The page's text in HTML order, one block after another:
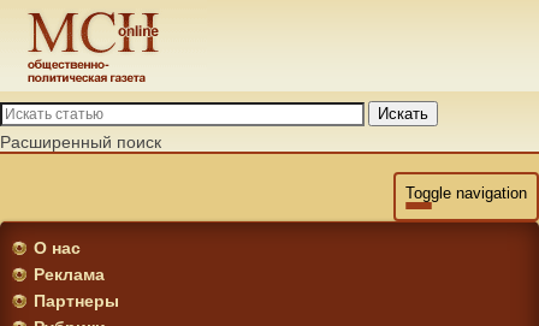
Искать
Расширенный поиск
Toggle navigation
О нас
Реклама
Партнеры